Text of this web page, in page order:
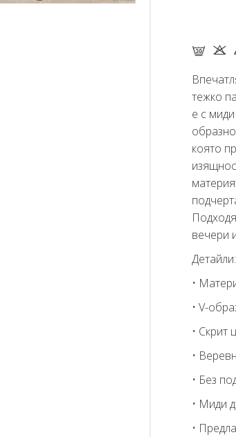
G K
тежко
е с
която
вечери
Детайли:
•
• V-
• Скрит
•
• Без
• Миди
•